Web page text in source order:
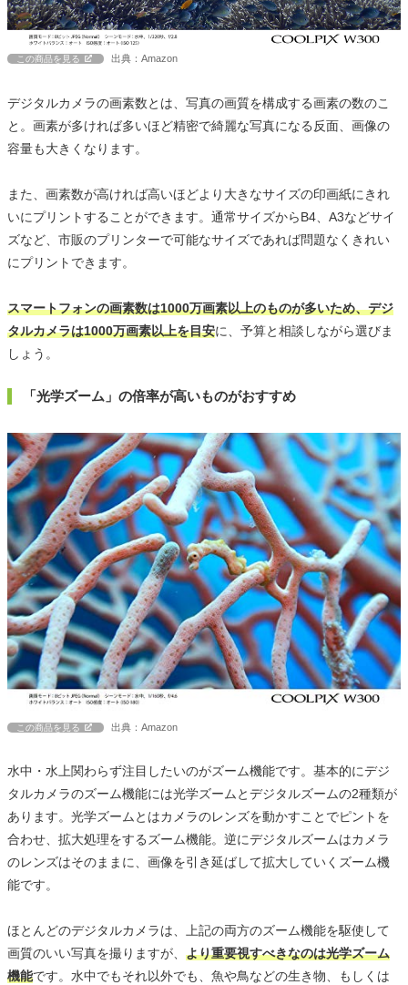
この商品を見る 出典：Amazon
デジタルカメラの画素数とは、写真の画質を構成する画素の数のこ
と。画素が多ければ多いほど精密で綺麗な写真になる反面、画像の
容量も大きくなります。
また、画素数が高ければ高いほどより大きなサイズの印画紙にきれ
いにプリントすることができます。通常サイズからB4、A3などサイ
ズなど、市販のプリンターで可能なサイズであれば問題なくきれい
にプリントできます。
スマートフォンの画素数は1000万画素以上のものが多いため、デジ
タルカメラは1000万画素以上を目安に、予算と相談しながら選びま
しょう。
「光学ズーム」の倍率が高いものがおすすめ
この商品を見る 出典：Amazon
水中・水上関わらず注目したいのがズーム機能です。基本的にデジ
タルカメラのズーム機能には光学ズームとデジタルズームの2種類が
あります。光学ズームとはカメラのレンズを動かすことでピントを
合わせ、拡大処理をするズーム機能。逆にデジタルズームはカメラ
のレンズはそのままに、画像を引き延ばして拡大していくズーム機
能です。
ほとんどのデジタルカメラは、上記の両方のズーム機能を駆使して
画質のいい写真を撮りますが、 より重要視すべきなのは光学ズーム
機能です。水中でもそれ以外でも、魚や鳥などの生き物、もしくは